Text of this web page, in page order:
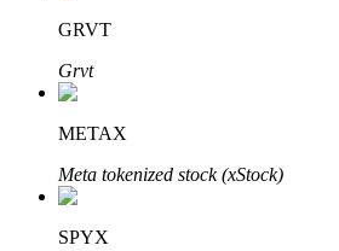
GRVT
Grvt
METAX
Meta tokenized stock (xStock)
SPYX